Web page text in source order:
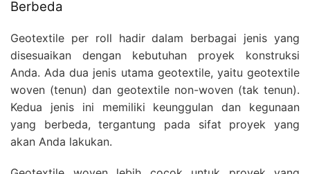
Berbeda
Geotextile per roll hadir dalam berbagai jenis yang
disesuaikan dengan kebutuhan proyek konstruksi
Anda. Ada dua jenis utama geotextile, yaitu geotextile
woven (tenun) dan geotextile non-woven (tak tenun).
Kedua jenis ini memiliki keunggulan dan kegunaan
yang berbeda, tergantung pada sifat proyek yang
akan Anda lakukan.